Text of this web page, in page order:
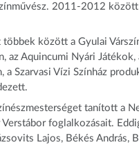
2011-2012
között a Gyulai
az Aquincumi Nyári
a Szarvasi Vízi Színház
tanított a
foglalkozásait.
Lajos, Békés András,